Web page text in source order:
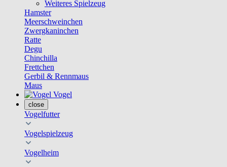
Weiteres Spielzeug
Hamster
Meerschweinchen
Zwergkaninchen
Ratte
Degu
Chinchilla
Frettchen
Gerbil & Rennmaus
Maus
Vogel
close
Vogelfutter
Vogelspielzeug
Vogelheim